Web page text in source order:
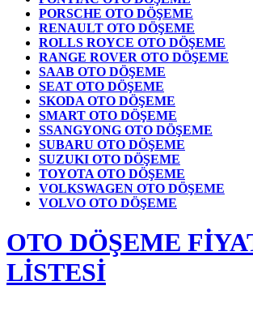
PORSCHE OTO DÖŞEME
RENAULT OTO DÖŞEME
ROLLS ROYCE OTO DÖŞEME
RANGE ROVER OTO DÖŞEME
SAAB OTO DÖŞEME
SEAT OTO DÖŞEME
SKODA OTO DÖŞEME
SMART OTO DÖŞEME
SSANGYONG OTO DÖŞEME
SUBARU OTO DÖŞEME
SUZUKI OTO DÖŞEME
TOYOTA OTO DÖŞEME
VOLKSWAGEN OTO DÖŞEME
VOLVO OTO DÖŞEME
OTO DÖŞEME
LİSTESİ